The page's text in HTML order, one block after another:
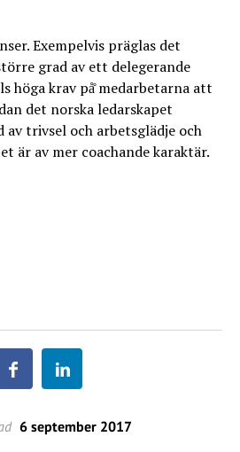
Exempelvis präglas det
grad av ett delegerande
höga krav på̊ medarbetarna att
det norska ledarskapet
trivsel och arbetsglädje och
är av mer coachande karaktär.
6 september 2017